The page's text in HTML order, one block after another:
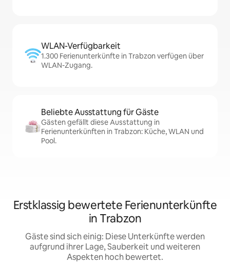
WLAN-Verfügbarkeit
1.300 Ferienunterkünfte in Trabzon verfügen über
WLAN-Zugang.
Beliebte Ausstattung für Gäste
Gästen gefällt diese Ausstattung in
Ferienunterkünften in Trabzon: Küche, WLAN und
Pool.
Erstklassig bewertete Ferienunterkünfte
in Trabzon
Gäste sind sich einig: Diese Unterkünfte werden
aufgrund ihrer Lage, Sauberkeit und weiteren
Aspekten hoch bewertet.